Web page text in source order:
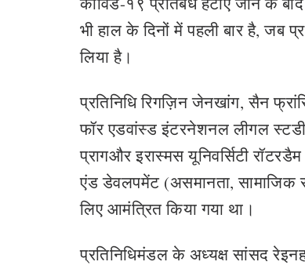
भी हाल के दिनों में पहली बार है, जब
लिया है।
प्रतिनिधि रिगज़िन जेनखांग, सैन
फॉर एडवांस्ड इंटरनेशनल लीगल
प्रागऔर इरास्मस यूनिवर्सिटी
एंड डेवलपमेंट (असमानता, सामाजिक
लिए आमंत्रित किया गया था।
प्रतिनिधिमंडल के अध्यक्ष सांसद